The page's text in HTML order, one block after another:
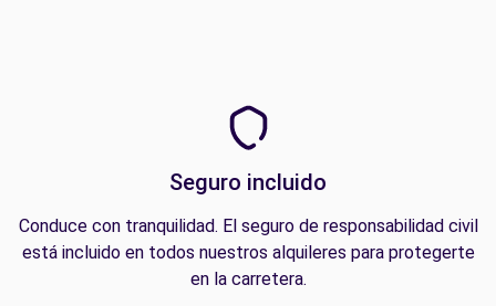
Seguro incluido
Conduce con tranquilidad. El seguro de responsabilidad civil
está incluido en todos nuestros alquileres para protegerte
en la carretera.